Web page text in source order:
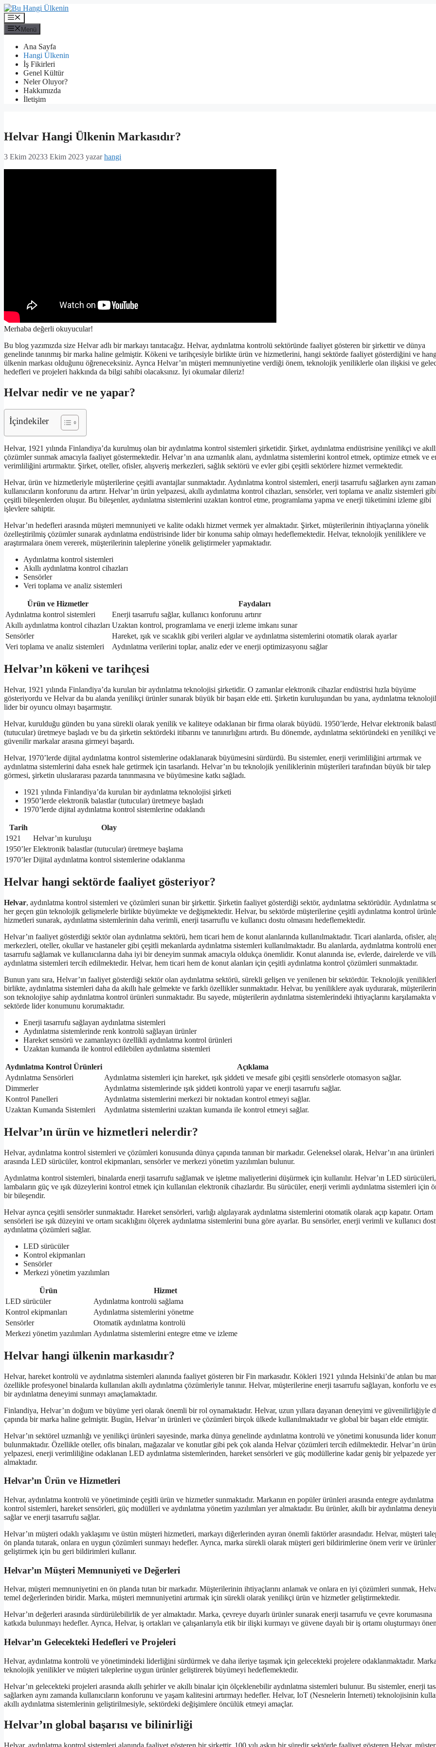
İçeriğe
atla
Menü
Menü
Ana Sayfa
Hangi Ülkenin
İş Fikirleri
Genel Kültür
Neler Oluyor?
Hakkımızda
İletişim
Helvar Hangi Ülkenin Markasıdır?
3 Ekim 20233 Ekim 2023 yazarhangi
Merhaba değerli okuyucular!
Bu blog yazımızda size Helvar adlı bir markayı tanıtacağız. Helvar, aydınlatma kontrolü sektöründe faaliyet gösteren bir şirkettir ve dünya
genelinde tanınmış bir marka haline gelmiştir. Kökeni ve tarihçesiyle birlikte ürün ve hizmetlerini, hangi sektörde faaliyet gösterdiğini ve
ülkenin markası olduğunu öğreneceksiniz. Ayrıca Helvar’ın müşteri memnuniyetine verdiği önem, teknolojik yeniliklerle olan ilişkisi ve
hedefleri ve projeleri hakkında da bilgi sahibi olacaksınız. İyi okumalar dileriz!
Helvar nedir ve ne yapar?
İçindekiler
Helvar, 1921 yılında Finlandiya’da kurulmuş olan bir aydınlatma kontrol sistemleri şirketidir. Şirket, aydınlatma endüstrisine yenilikçi ve
çözümler sunmak amacıyla faaliyet göstermektedir. Helvar’ın ana uzmanlık alanı, aydınlatma sistemlerini kontrol etmek, optimize etmek ve
verimliliğini artırmaktır. Şirket, oteller, ofisler, alışveriş merkezleri, sağlık sektörü ve evler gibi çeşitli sektörlere hizmet vermektedir.
Helvar, ürün ve hizmetleriyle müşterilerine çeşitli avantajlar sunmaktadır. Aydınlatma kontrol sistemleri, enerji tasarrufu sağlarken aynı
kullanıcıların konforunu da artırır. Helvar’ın ürün yelpazesi, akıllı aydınlatma kontrol cihazları, sensörler, veri toplama ve analiz sistemleri gibi
çeşitli bileşenlerden oluşur. Bu bileşenler, aydınlatma sistemlerini uzaktan kontrol etme, programlama yapma ve enerji tüketimini izleme gibi
işlevlere sahiptir.
Helvar’ın hedefleri arasında müşteri memnuniyeti ve kalite odaklı hizmet vermek yer almaktadır. Şirket, müşterilerinin ihtiyaçlarına yönelik
özelleştirilmiş çözümler sunarak aydınlatma endüstrisinde lider bir konuma sahip olmayı hedeflemektedir. Helvar, teknolojik yeniliklere ve
araştırmalara önem vererek, müşterilerinin taleplerine yönelik geliştirmeler yapmaktadır.
Aydınlatma kontrol sistemleri
Akıllı aydınlatma kontrol cihazları
Sensörler
Veri toplama ve analiz sistemleri
Ürün ve Hizmetler
Faydaları
Aydınlatma kontrol sistemleri
Enerji tasarrufu sağlar, kullanıcı konforunu artırır
Akıllı aydınlatma kontrol cihazları Uzaktan kontrol, programlama ve enerji izleme imkanı sunar
Sensörler
Hareket, ışık ve sıcaklık gibi verileri algılar ve aydınlatma sistemlerini otomatik olarak ayarlar
Veri toplama ve analiz sistemleri
Aydınlatma verilerini toplar, analiz eder ve enerji optimizasyonu sağlar
Helvar’ın kökeni ve tarihçesi
Helvar, 1921 yılında Finlandiya’da kurulan bir aydınlatma teknolojisi şirketidir. O zamanlar elektronik cihazlar endüstrisi hızla büyüme
gösteriyordu ve Helvar da bu alanda yenilikçi ürünler sunarak büyük bir başarı elde etti. Şirketin kuruluşundan bu yana, aydınlatma
lider bir oyuncu olmayı başarmıştır.
Helvar, kurulduğu günden bu yana sürekli olarak yenilik ve kaliteye odaklanan bir firma olarak büyüdü. 1950’lerde, Helvar elektronik
(tutucular) üretmeye başladı ve bu da şirketin sektördeki itibarını ve tanınırlığını artırdı. Bu dönemde, aydınlatma sektöründeki en yenilikçi ve
güvenilir markalar arasına girmeyi başardı.
Helvar, 1970’lerde dijital aydınlatma kontrol sistemlerine odaklanarak büyümesini sürdürdü. Bu sistemler, enerji verimliliğini artırmak ve
aydınlatma sistemlerini daha esnek hale getirmek için tasarlandı. Helvar’ın bu teknolojik yeniliklerinin müşterileri tarafından büyük bir talep
görmesi, şirketin uluslararası pazarda tanınmasına ve büyümesine katkı sağladı.
1921 yılında Finlandiya’da kurulan bir aydınlatma teknolojisi şirketi
1950’lerde elektronik balastlar (tutucular) üretmeye başladı
1970’lerde dijital aydınlatma kontrol sistemlerine odaklandı
Tarih
Olay
1921
Helvar’ın kuruluşu
1950’ler Elektronik balastlar (tutucular) üretmeye başlama
1970’ler Dijital aydınlatma kontrol sistemlerine odaklanma
Helvar hangi sektörde faaliyet gösteriyor?
Helvar, aydınlatma kontrol sistemleri ve çözümleri sunan bir şirkettir. Şirketin faaliyet gösterdiği sektör, aydınlatma sektörüdür. Aydınlatma
her geçen gün teknolojik gelişmelerle birlikte büyümekte ve değişmektedir. Helvar, bu sektörde müşterilerine çeşitli aydınlatma kontrol
hizmetleri sunarak, aydınlatma sistemlerinin daha verimli, enerji tasarruflu ve kullanıcı dostu olmasını hedeflemektedir.
Helvar’ın faaliyet gösterdiği sektör olan aydınlatma sektörü, hem ticari hem de konut alanlarında kullanılmaktadır. Ticari alanlarda, ofisler,
merkezleri, oteller, okullar ve hastaneler gibi çeşitli mekanlarda aydınlatma sistemleri kullanılmaktadır. Bu alanlarda, aydınlatma kontrolü
tasarrufu sağlamak ve kullanıcılarına daha iyi bir deneyim sunmak amacıyla oldukça önemlidir. Konut alanında ise, evlerde, dairelerde ve
aydınlatma sistemleri tercih edilmektedir. Helvar, hem ticari hem de konut alanları için çeşitli aydınlatma kontrol çözümleri sunmaktadır.
Bunun yanı sıra, Helvar’ın faaliyet gösterdiği sektör olan aydınlatma sektörü, sürekli gelişen ve yenilenen bir sektördür. Teknolojik
birlikte, aydınlatma sistemleri daha da akıllı hale gelmekte ve farklı özellikler sunmaktadır. Helvar, bu yeniliklere ayak uydurarak,
son teknolojiye sahip aydınlatma kontrol ürünleri sunmaktadır. Bu sayede, müşterilerin aydınlatma sistemlerindeki ihtiyaçlarını karşılamakta
sektörde lider konumunu korumaktadır.
Enerji tasarrufu sağlayan aydınlatma sistemleri
Aydınlatma sistemlerinde renk kontrolü sağlayan ürünler
Hareket sensörü ve zamanlayıcı özellikli aydınlatma kontrol ürünleri
Uzaktan kumanda ile kontrol edilebilen aydınlatma sistemleri
Aydınlatma Kontrol Ürünleri
Açıklama
Aydınlatma Sensörleri
Aydınlatma sistemleri için hareket, ışık şiddeti ve mesafe gibi çeşitli sensörlerle otomasyon sağlar.
Dimmerler
Aydınlatma sistemlerinde ışık şiddeti kontrolü yapar ve enerji tasarrufu sağlar.
Kontrol Panelleri
Aydınlatma sistemlerini merkezi bir noktadan kontrol etmeyi sağlar.
Uzaktan Kumanda Sistemleri
Aydınlatma sistemlerini uzaktan kumanda ile kontrol etmeyi sağlar.
Helvar’ın ürün ve hizmetleri nelerdir?
Helvar, aydınlatma kontrol sistemleri ve çözümleri konusunda dünya çapında tanınan bir markadır. Geleneksel olarak, Helvar’ın ana ürünleri
arasında LED sürücüler, kontrol ekipmanları, sensörler ve merkezi yönetim yazılımları bulunur.
Aydınlatma kontrol sistemleri, binalarda enerji tasarrufu sağlamak ve işletme maliyetlerini düşürmek için kullanılır. Helvar’ın LED
lambaların güç ve ışık düzeylerini kontrol etmek için kullanılan elektronik cihazlardır. Bu sürücüler, enerji verimli aydınlatma sistemleri için
bir bileşendir.
Helvar ayrıca çeşitli sensörler sunmaktadır. Hareket sensörleri, varlığı algılayarak aydınlatma sistemlerini otomatik olarak açıp kapatır. Ortam
sensörleri ise ışık düzeyini ve ortam sıcaklığını ölçerek aydınlatma sistemlerini buna göre ayarlar. Bu sensörler, enerji verimli ve kullanıcı
aydınlatma çözümleri sağlar.
LED sürücüler
Kontrol ekipmanları
Sensörler
Merkezi yönetim yazılımları
Ürün
Hizmet
LED sürücüler
Aydınlatma kontrolü sağlama
Kontrol ekipmanları
Aydınlatma sistemlerini yönetme
Sensörler
Otomatik aydınlatma kontrolü
Merkezi yönetim yazılımları Aydınlatma sistemlerini entegre etme ve izleme
Helvar hangi ülkenin markasıdır?
Helvar, hareket kontrolü ve aydınlatma sistemleri alanında faaliyet gösteren bir Fin markasıdır. Kökleri 1921 yılında Helsinki’de atılan bu
özellikle profesyonel binalarda kullanılan akıllı aydınlatma çözümleriyle tanınır. Helvar, müşterilerine enerji tasarrufu sağlayan, konforlu ve
bir aydınlatma deneyimi sunmayı amaçlamaktadır.
Finlandiya, Helvar’ın doğum ve büyüme yeri olarak önemli bir rol oynamaktadır. Helvar, uzun yıllara dayanan deneyimi ve güvenilirliğiyle
çapında bir marka haline gelmiştir. Bugün, Helvar’ın ürünleri ve çözümleri birçok ülkede kullanılmaktadır ve global bir başarı elde etmiştir.
Helvar’ın sektörel uzmanlığı ve yenilikçi ürünleri sayesinde, marka dünya genelinde aydınlatma kontrolü ve yönetimi konusunda lider
bulunmaktadır. Özellikle oteller, ofis binaları, mağazalar ve konutlar gibi pek çok alanda Helvar çözümleri tercih edilmektedir. Helvar’ın ürün
yelpazesi, enerji verimliliğine odaklanan LED aydınlatma sistemlerinden, hareket sensörleri ve güç modüllerine kadar geniş bir yelpazede yer
almaktadır.
Helvar’ın Ürün ve Hizmetleri
Helvar, aydınlatma kontrolü ve yönetiminde çeşitli ürün ve hizmetler sunmaktadır. Markanın en popüler ürünleri arasında entegre aydınlatma
kontrol sistemleri, hareket sensörleri, güç modülleri ve aydınlatma yönetim yazılımları yer almaktadır. Bu ürünler, akıllı bir aydınlatma
sağlar ve enerji tasarrufu sağlar.
Helvar’ın müşteri odaklı yaklaşımı ve üstün müşteri hizmetleri, markayı diğerlerinden ayıran önemli faktörler arasındadır. Helvar, müşteri
ön planda tutarak, onlara en uygun çözümleri sunmayı hedefler. Ayrıca, marka sürekli olarak müşteri geri bildirimlerine önem verir ve
geliştirmek için bu geri bildirimleri kullanır.
Helvar’ın Müşteri Memnuniyeti ve Değerleri
Helvar, müşteri memnuniyetini en ön planda tutan bir markadır. Müşterilerinin ihtiyaçlarını anlamak ve onlara en iyi çözümleri sunmak,
temel değerlerinden biridir. Marka, müşteri memnuniyetini artırmak için sürekli olarak yenilikçi ürün ve hizmetler geliştirmektedir.
Helvar’ın değerleri arasında sürdürülebilirlik de yer almaktadır. Marka, çevreye duyarlı ürünler sunarak enerji tasarrufu ve çevre korumasına
katkıda bulunmayı hedefler. Ayrıca, Helvar, iş ortakları ve çalışanlarıyla etik bir ilişki kurmayı ve güvene dayalı bir iş ortamı oluşturmayı
Helvar’ın Gelecekteki Hedefleri ve Projeleri
Helvar, aydınlatma kontrolü ve yönetimindeki liderliğini sürdürmek ve daha ileriye taşımak için gelecekteki projelere odaklanmaktadır.
teknolojik yenilikler ve müşteri taleplerine uygun ürünler geliştirerek büyümeyi hedeflemektedir.
Helvar’ın gelecekteki projeleri arasında akıllı şehirler ve akıllı binalar için ölçeklenebilir aydınlatma sistemleri bulunur. Bu sistemler, enerji
sağlarken aynı zamanda kullanıcıların konforunu ve yaşam kalitesini artırmayı hedefler. Helvar, IoT (Nesnelerin İnterneti) teknolojisinin
akıllı aydınlatma sistemlerinin geliştirilmesiyle, sektördeki değişimlere öncülük etmeyi amaçlar.
Helvar’ın global başarısı ve bilinirliği
Helvar, aydınlatma kontrol sistemleri alanında faaliyet gösteren bir şirkettir. 100 yılı aşkın bir süredir sektörde faaliyet gösteren Helvar,